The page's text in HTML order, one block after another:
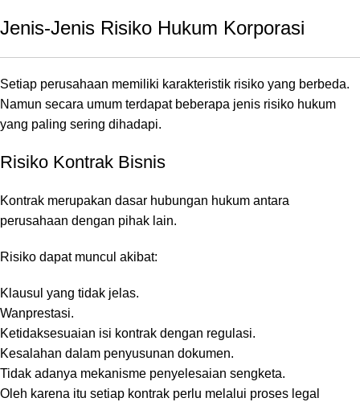
Jenis-Jenis Risiko Hukum Korporasi
Setiap perusahaan memiliki karakteristik risiko yang berbeda.
Namun secara umum terdapat beberapa jenis risiko hukum
yang paling sering dihadapi.
Risiko Kontrak Bisnis
Kontrak merupakan dasar hubungan hukum antara
perusahaan dengan pihak lain.
Risiko dapat muncul akibat:
Klausul yang tidak jelas.
Wanprestasi.
Ketidaksesuaian isi kontrak dengan regulasi.
Kesalahan dalam penyusunan dokumen.
Tidak adanya mekanisme penyelesaian sengketa.
Oleh karena itu setiap kontrak perlu melalui proses legal